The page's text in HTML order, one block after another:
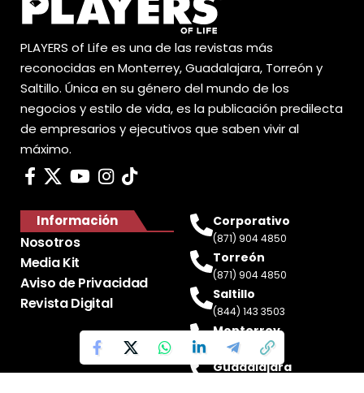
PLAYERS of Life es una de las revistas más
reconocidas en Monterrey, Guadalajara, Torreón y
Saltillo. Única en su género del mundo de los
negocios y estilo de vida, es la publicación predilecta
de empresarios y ejecutivos que saben vivir al
máximo.
Información
Nosotros
Media Kit
Aviso de Privacidad
Revista Digital
Corporativo
(871) 904 4850
Torreón
(871) 904 4850
Saltillo
(844) 143 3503
Monterrey
(81) 2188 0412
Guadalajara